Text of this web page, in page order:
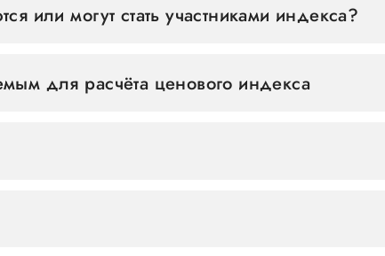
или могут стать участниками индекса?
для расчёта ценового индекса